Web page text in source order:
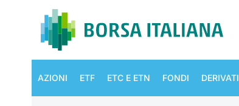
AZIONI ETF ETC E ETN FONDI DERIVATI